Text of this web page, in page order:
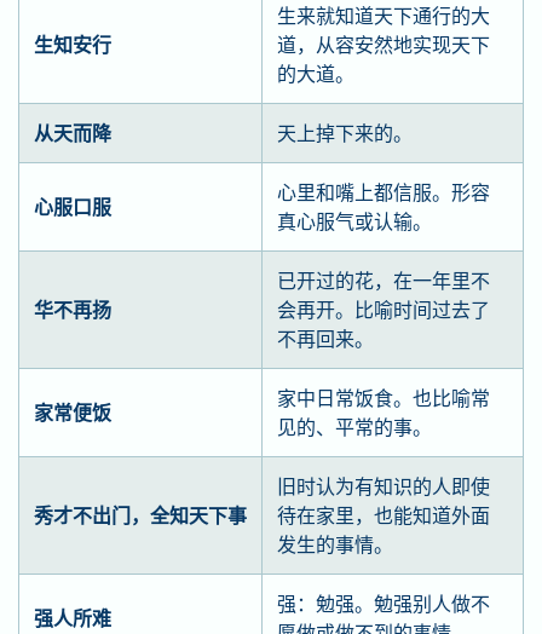
生知安行
生来就知道天下通行的大
道，从容安然地实现天下
的大道。
从天而降 天上掉下来的。
心服口服
心里和嘴上都信服。形容
真心服气或认输。
华不再扬
已开过的花，在一年里不
会再开。比喻时间过去了
不再回来。
家常便饭
家中日常饭食。也比喻常
见的、平常的事。
秀才不出门，全知天下事
旧时认为有知识的人即使
待在家里，也能知道外面
发生的事情。
强人所难
强：勉强。勉强别人做不